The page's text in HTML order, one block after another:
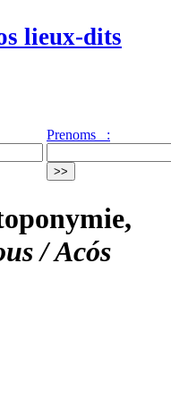
lieux-dits
Prenoms :
/ Acós